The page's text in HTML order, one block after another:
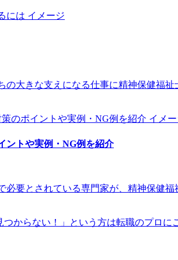
大きな支えになる仕事に精神保健福
ントや実例・NG例を紹介
要とされている専門家が、精神保健
つからない！」という方は転職のプロに